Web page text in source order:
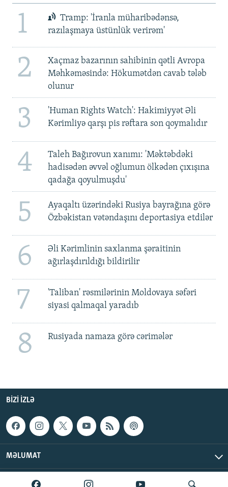
1
Tramp: 'İranla müharibədənsə,
razılaşmaya üstünlük verirəm'
2
Xaçmaz bazarının sahibinin qətli Avropa
Məhkəməsində: Hökumətdən cavab tələb
olunur
3
'Human Rights Watch': Hakimiyyət Əli
Kərimliyə qarşı pis rəftara son qoymalıdır
4
Taleh Bağırovun xanımı: 'Məktəbdəki
hadisədən əvvəl oğlumun ölkədən çıxışına
qadağa qoyulmuşdu'
5
Ayaqaltı üzərindəki Rusiya bayrağına görə
Özbəkistan vətəndaşını deportasiya etdilər
6
Əli Kərimlinin saxlanma şəraitinin
ağırlaşdırıldığı bildirilir
7
'Taliban' rəsmilərinin Moldovaya səfəri
siyasi qalmaqal yaradıb
8 Rusiyada namaza görə cərimələr
BIZI IZLƏ
MƏLUMAT
AzadlıqRadiosu © 2026 Inc. | Bütün hüquqlar qorunur